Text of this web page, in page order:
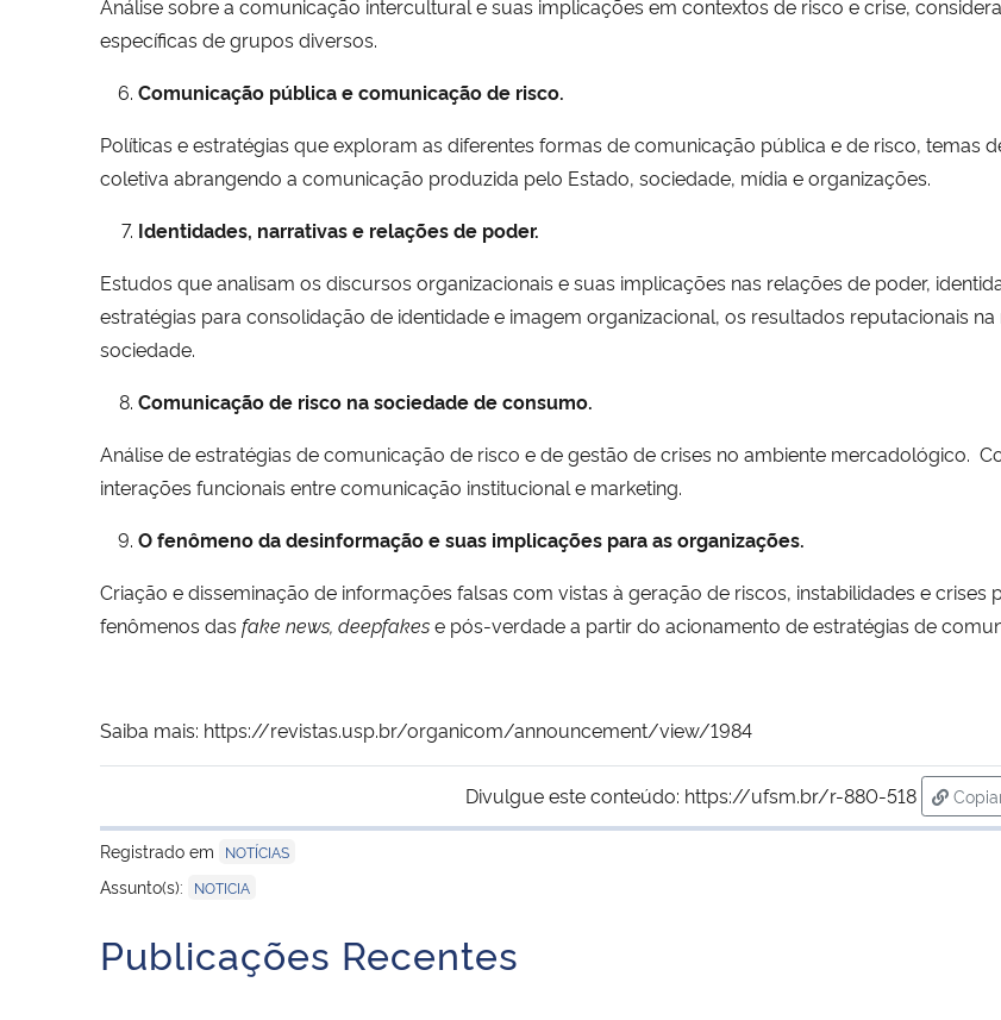
Análise sobre a comunicação intercultural e suas implicações em contextos de risco e crise,
específicas de grupos diversos.
Comunicação pública e comunicação de risco.
Políticas e estratégias que exploram as diferentes formas de comunicação pública e de risco, temas
coletiva abrangendo a comunicação produzida pelo Estado, sociedade, mídia e organizações.
Identidades, narrativas e relações de poder.
Estudos que analisam os discursos organizacionais e suas implicações nas relações de poder,
estratégias para consolidação de identidade e imagem organizacional, os resultados reputacionais
sociedade.
Comunicação de risco na sociedade de consumo.
Análise de estratégias de comunicação de risco e de gestão de crises no ambiente mercadológico.
interações funcionais entre comunicação institucional e marketing.
O fenômeno da desinformação e suas implicações para as organizações.
Criação e disseminação de informações falsas com vistas à geração de riscos, instabilidades e crises
fenômenos das fake news, deepfakese pós-verdade a partir do acionamento de estratégias de
Saiba mais: https://revistas.usp.br/organicom/announcement/view/1984
Divulgue este conteúdo: https://ufsm.br/r-880-518
Registrado em
NOTÍCIAS
Assunto(s): NOTICIA
Publicações Recentes